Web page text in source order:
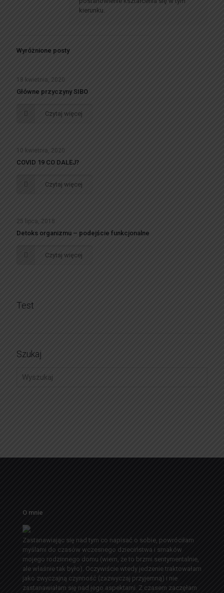
kierunku.
Wyróżnione posty
18 kwietnia, 2020
Główne przyczyny SIBO
Czytaj więcej
10 kwietnia, 2020
COVID 19 CO DALEJ?
Czytaj więcej
25 lipca, 2018
Detoks organizmu – podejście funkcjonalne
Czytaj więcej
Test
Szukaj
O mnie
Zastanawiając się nad tym co napisać o sobie, powróciłam
myślami do czasów wczesnego dzieciństwa i smaków
mojego rodzinnego domu (wiem, że to brzmi sentymentalnie,
ale właśnie tak było). Oczywiście wtedy jedzenie traktowałam
jako zwyczajną czynność (zazwyczaj przyjemną) i nie
zastanawiałam się nad jego aspektami. Z czasem zaczęłam